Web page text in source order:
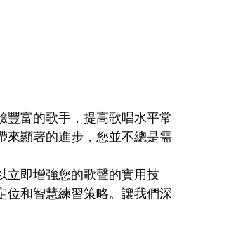
富的歌手，提高歌唱水平常
來顯著的進步，您並不總是需
立即增強您的歌聲的實用技
位和智慧練習策略。讓我們深